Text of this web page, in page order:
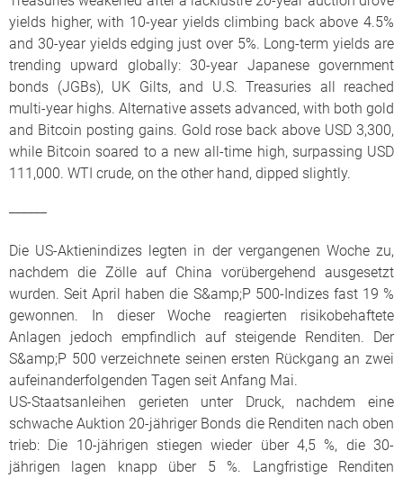
yields higher, with 10-year yields climbing back above 4.5%
and 30-year yields edging just over 5%. Long-term yields are
trending upward globally: 30-year Japanese government
bonds (JGBs), UK Gilts, and U.S. Treasuries all reached
multi-year highs. Alternative assets advanced, with both gold
and Bitcoin posting gains. Gold rose back above USD 3,300,
while Bitcoin soared to a new all-time high, surpassing USD
111,000. WTI crude, on the other hand, dipped slightly.
Die US-Aktienindizes legten in der vergangenen Woche zu,
nachdem die Zölle auf China vorübergehend ausgesetzt
wurden. Seit April haben die S&amp;P 500-Indizes fast 19 %
gewonnen. In dieser Woche reagierten risikobehaftete
Anlagen jedoch empfindlich auf steigende Renditen. Der
S&amp;P 500 verzeichnete seinen ersten Rückgang an zwei
aufeinanderfolgenden Tagen seit Anfang Mai.
US-Staatsanleihen gerieten unter Druck, nachdem eine
schwache Auktion 20-jähriger Bonds die Renditen nach oben
trieb: Die 10-jährigen stiegen wieder über 4,5 %, die 30-
jährigen lagen knapp über 5 %. Langfristige Renditen